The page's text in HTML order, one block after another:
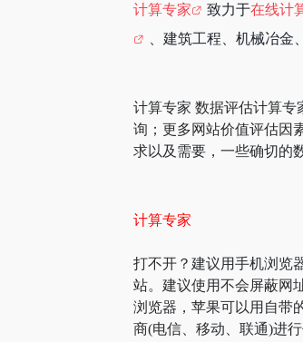
计算专家 致力于在线计
、建筑工程、机械冶
计算专家 数据评估计算专
询；更多网站价值评估因
求以及需要，一些确切的
计算专家
打不开？建议用手机浏览
站。建议使用不会屏蔽网
浏览器，苹果可以用自带
商(电信、移动、联通)进